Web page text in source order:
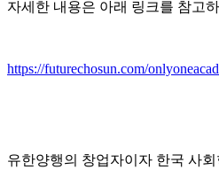
자세한 내용은 아래 링크를 참고
https://futurechosun.com/
유한양행의 창업자이자 한국 사